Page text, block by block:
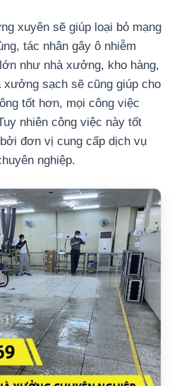
xuyên sẽ giúp loại bỏ mạng
tác nhân gây ô nhiễm
như nhà xưởng, kho hàng,
sạch sẽ cũng giúp cho
tốt hơn, mọi công việc
nhiên công việc này tốt
đơn vị cung cấp dịch vụ
nghiệp.